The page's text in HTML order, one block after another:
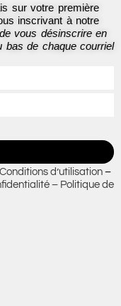
sur votre première
inscrivant à notre
vous désinscrire en
bas de chaque courriel
Conditions d’utilisation –
– Politique de